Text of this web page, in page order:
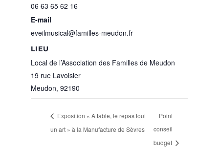
LIEU
Local de l’Association des Familles de Meudon
19 rue Lavoisier
Meudon, 92190
06 63 65 62 16
E-mail
eveilmusical@familles-meudon.fr
Exposition « A table, le repas tout
un art » à la Manufacture de Sèvres
Point
conseil
budget